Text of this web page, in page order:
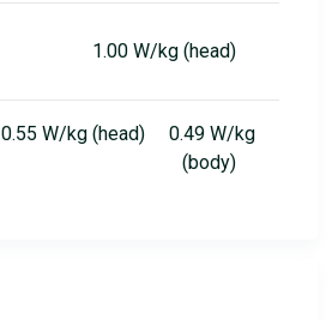
1.00 W/kg (head)
0.55 W/kg (head) 0.49 W/kg
(body)